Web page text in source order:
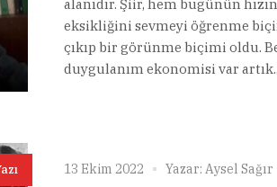
alanıdır. Şiir, hem bugünün
eksikliğini sevmeyi öğrenme
çıkıp bir görünme biçimi oldu.
duygulanım ekonomisi var
13 Ekim 2022 Yazar: Aysel Sağır